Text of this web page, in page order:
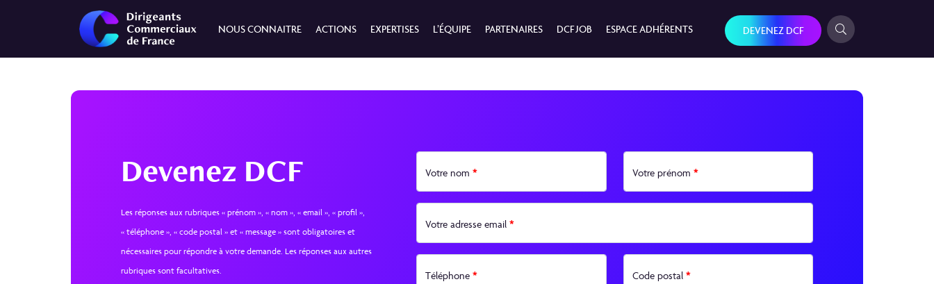
NOUS CONNAITRE ACTIONS EXPERTISES L’ÉQUIPE PARTENAIRES DCF JOB ESPACE ADHÉRENTS DEVENEZ DCF
Devenez DCF
Les réponses aux rubriques « prénom », « nom », « email », « profil »,
« téléphone », « code postal » et « message » sont obligatoires et
nécessaires pour répondre à votre demande. Les réponses aux autres
rubriques sont facultatives.
Votre nom * Votre prénom *
Votre adresse email *
Téléphone * Code postal *